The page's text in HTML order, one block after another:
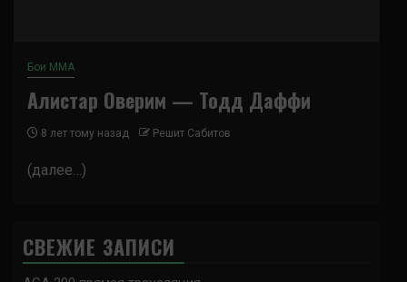
Бои ММА
Алистар Оверим — Тодд Даффи
8 лет тому назад Решит Сабитов
(далее…)
СВЕЖИЕ ЗАПИСИ